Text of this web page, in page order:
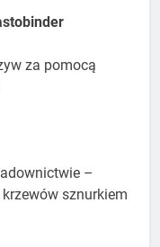
za pomocą
–
sznurkiem